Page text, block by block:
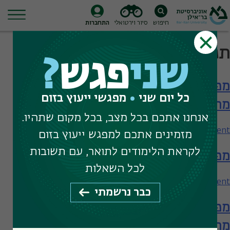
Skip
to
חיפוש סיור וירטואלי התחברות
תגית חיפוש: תואר שני בכימיה
מפגש עם המחלקה לכימיה – תארים
מתקדמים
Leave a Comment
on
עם
המחלקה
תארים
מפגש עם המחלקה לכימיה
Leave a Comment
on
מפגש
מפגש עם המחלקה לכימיה – תארים
מתקדמים
שניפגש?
כל יום שני מפגשי ייעוץ בזום
אנחנו אתכם בכל מצב, בכל מקום שתהיו.
מזמינים אתכם למפגש ייעוץ בזום
לקראת הלימודים לתואר, עם תשובות
לכל השאלות
כבר נרשמתי